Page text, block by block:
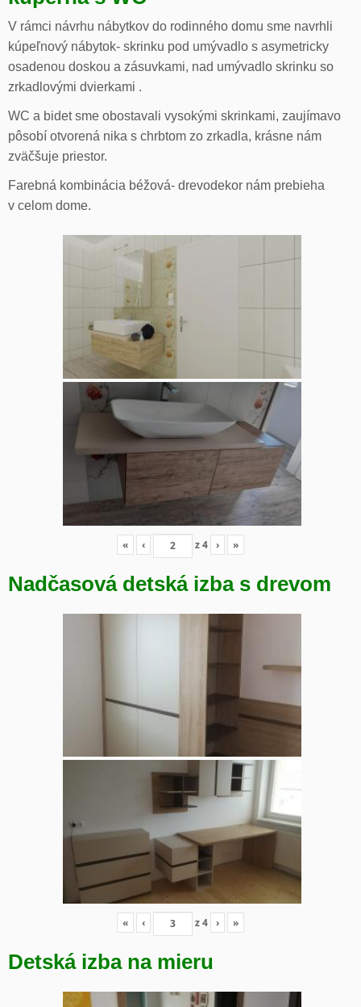
V rámci návrhu nábytkov do rodinného domu sme navrhli
kúpeľnový nábytok- skrinku pod umývadlo s asymetricky
osadenou doskou a zásuvkami, nad umývadlo skrinku so
zrkadlovými dvierkami .
WC a bidet sme obostavali vysokými skrinkami, zaujímavo
pôsobí otvorená nika s chrbtom zo zrkadla, krásne nám
zväčšuje priestor.
Farebná kombinácia béžová- drevodekor nám prebieha
v celom dome.
« ‹ z4 › »
Nadčasová detská izba s drevom
« ‹ z4 › »
Detská izba na mieru